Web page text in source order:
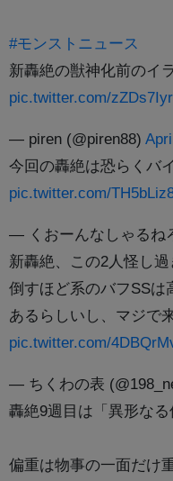
#モンストニュース
新轟絶の獣神化前のイ
pic.twitter.com/
— piren (@piren88)
今回の轟絶は恐らくバ
pic.twitter.com/
— くおーんなしゃるね
新轟絶、この2人怪し
倒すほど系のバフSSは
あるらしいし、マジで
pic.twitter.com/
— ちくわの表
轟絶9週目は「異形なる
偏重は物事の一面だけ